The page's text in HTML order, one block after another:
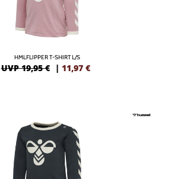
HMLFLIPPER T-SHIRT L/S
UVP 19,95 € | 11,97 €